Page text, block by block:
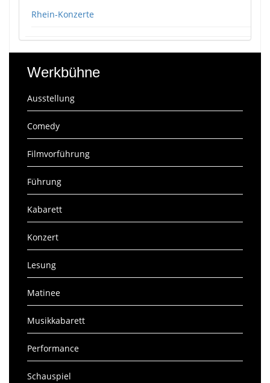
Rhein-Konzerte
Werkbühne
Ausstellung
Comedy
Filmvorführung
Führung
Kabarett
Konzert
Lesung
Matinee
Musikkabarett
Performance
Schauspiel